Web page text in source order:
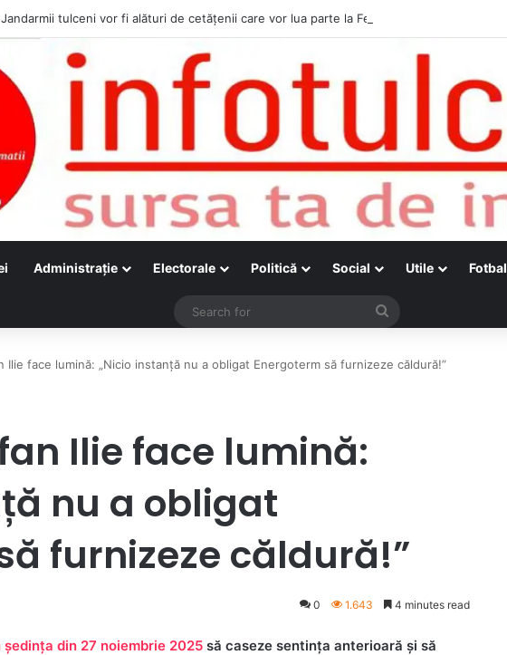
Jandarmii tulceni vor fi alături de cetățenii care vor lua parte la Festivalul Folk Țestos
Administraţie Electorale Politică Social Utile Fotbal
Search
Ilie face lumină: „Nicio instanță nu a obligat Energoterm să furnizeze căldură!”
Ilie face lumină:
nu a obligat
furnizeze căldură!”
0 1.643 4 minutes read
ședința din 27 noiembrie 2025 să caseze sentința anterioară și să